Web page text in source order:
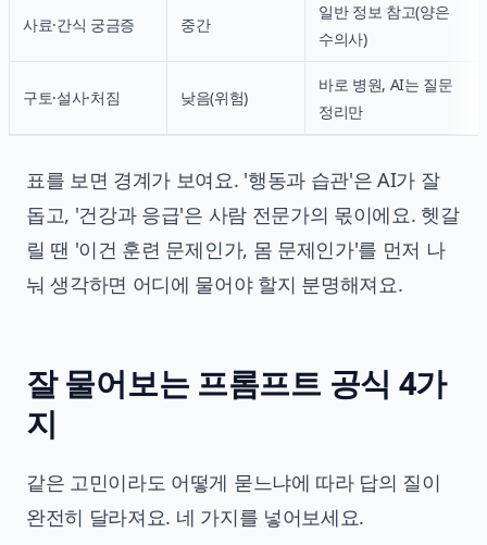
사료·간식 궁금증 중간
일반 정보 참고(양은
수의사)
구토·설사·처짐 낮음(위험)
바로 병원, AI는 질문
정리만
표를 보면 경계가 보여요. '행동과 습관'은 AI가 잘
돕고, '건강과 응급'은 사람 전문가의 몫이에요. 헷갈
릴 땐 '이건 훈련 문제인가, 몸 문제인가'를 먼저 나
눠 생각하면 어디에 물어야 할지 분명해져요.
잘 물어보는 프롬프트 공식 4가
지
같은 고민이라도 어떻게 묻느냐에 따라 답의 질이
완전히 달라져요. 네 가지를 넣어보세요.